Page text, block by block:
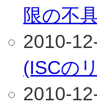
限の不
2010-
(ISCの
2010-